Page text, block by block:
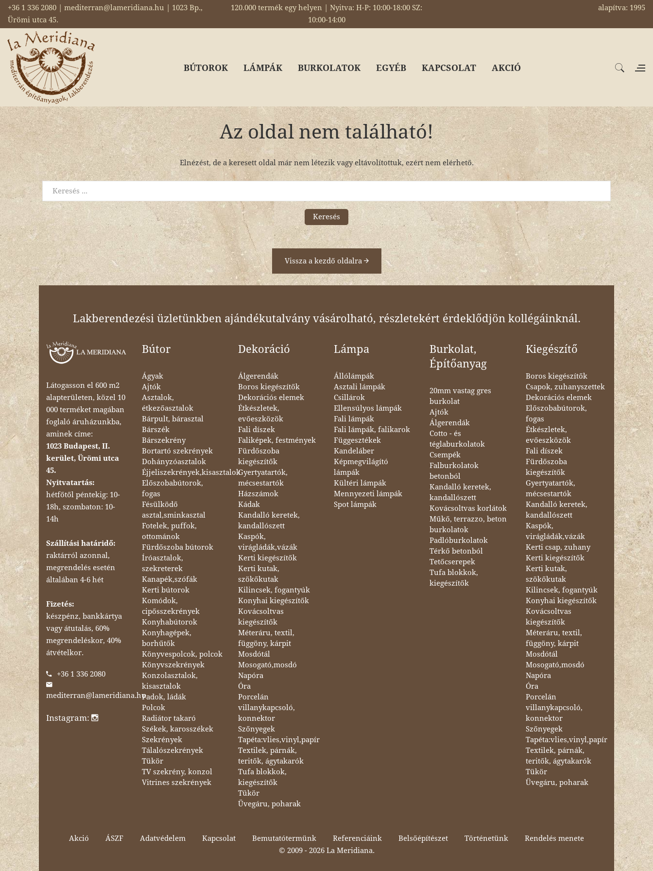
+36 1 336 2080 | mediterran@lameridiana.hu | 1023 Bp.,
Ürömi utca 45.
120.000 termék egy helyen | Nyitva: H-P: 10:00-18:00 SZ:
10:00-14:00
alapítva: 1995
BÚTOROK LÁMPÁK BURKOLATOK EGYÉB KAPCSOLAT AKCIÓ
Az oldal nem található!
Elnézést, de a keresett oldal már nem létezik vagy eltávolítottuk, ezért nem elérhető.
Keresés
Vissza a kezdő oldalra
Lakberendezési üzletünkben ajándékutalvány vásárolható, részletekért érdeklődjön kollégáinknál.
Látogasson el 600 m2
alapterületen, közel 10
000 terméket magában
foglaló áruházunkba,
aminek címe:
1023 Budapest, II.
kerület, Ürömi utca
45.
Nyitvatartás:
hétfőtől péntekig: 10-
18h, szombaton: 10-
14h
Szállítási határidő:
raktárról azonnal,
megrendelés esetén
általában 4-6 hét
Fizetés:
készpénz, bankkártya
vagy átutalás, 60%
megrendeléskor, 40%
átvételkor.
+36 1 336 2080
mediterran@lameridiana.hu
Instagram:
Bútor
Ágyak
Ajtók
Asztalok,
étkezőasztalok
Bárpult, bárasztal
Bárszék
Bárszekrény
Bortartó szekrények
Dohányzóasztalok
Éjjeliszekrények,kisasztalok
Előszobabútorok,
fogas
Fésülködő
asztal,sminkasztal
Fotelek, puffok,
ottománok
Fürdőszoba bútorok
Íróasztalok,
szekreterek
Kanapék,szófák
Kerti bútorok
Komódok,
cipősszekrények
Konyhabútorok
Konyhagépek,
borhűtők
Könyvespolcok, polcok
Könyvszekrények
Konzolasztalok,
kisasztalok
Padok, ládák
Polcok
Radiátor takaró
Székek, karosszékek
Szekrények
Tálalószekrények
Tükör
TV szekrény, konzol
Vitrines szekrények
Dekoráció
Álgerendák
Boros kiegészítők
Dekorációs elemek
Étkészletek,
evőeszközök
Fali díszek
Faliképek, festmények
Fürdőszoba
kiegészítők
Gyertyatartók,
mécsestartók
Házszámok
Kádak
Kandalló keretek,
kandallószett
Kaspók,
virágládák,vázák
Kerti kiegészítők
Kerti kutak,
szökőkutak
Kilincsek, fogantyúk
Konyhai kiegészítők
Kovácsoltvas
kiegészítők
Méteráru, textil,
függöny, kárpit
Mosdótál
Mosogató,mosdó
Napóra
Óra
Porcelán
villanykapcsoló,
konnektor
Szőnyegek
Tapéta:vlies,vinyl,papír
Textilek, párnák,
teritők, ágytakarók
Tufa blokkok,
kiegészítők
Tükör
Üvegáru, poharak
Lámpa
Állólámpák
Asztali lámpák
Csillárok
Ellensúlyos lámpák
Fali lámpák
Fali lámpák, falikarok
Függesztékek
Kandeláber
Képmegvilágító
lámpák
Kültéri lámpák
Mennyezeti lámpák
Spot lámpák
Burkolat,
Építőanyag
20mm vastag gres
burkolat
Ajtók
Álgerendák
Cotto - és
téglaburkolatok
Csempék
Falburkolatok
betonból
Kandalló keretek,
kandallószett
Kovácsoltvas korlátok
Műkő, terrazzo, beton
burkolatok
Padlóburkolatok
Térkő betonból
Tetőcserepek
Tufa blokkok,
kiegészítők
Kiegészítő
Boros kiegészítők
Csapok, zuhanyszettek
Dekorációs elemek
Előszobabútorok,
fogas
Étkészletek,
evőeszközök
Fali díszek
Fürdőszoba
kiegészítők
Gyertyatartók,
mécsestartók
Kandalló keretek,
kandallószett
Kaspók,
virágládák,vázák
Kerti csap, zuhany
Kerti kiegészítők
Kerti kutak,
szökőkutak
Kilincsek, fogantyúk
Konyhai kiegészítők
Kovácsoltvas
kiegészítők
Méteráru, textil,
függöny, kárpit
Mosdótál
Mosogató,mosdó
Napóra
Óra
Porcelán
villanykapcsoló,
konnektor
Szőnyegek
Tapéta:vlies,vinyl,papír
Textilek, párnák,
teritők, ágytakarók
Tükör
Üvegáru, poharak
Akció ÁSZF Adatvédelem Kapcsolat Bemutatótermünk Referenciáink Belsőépítészet Történetünk
Rendelés menete
© 2009 - 2026 La Meridiana.